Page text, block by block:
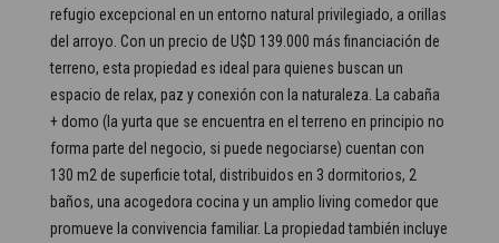
refugio excepcional en un entorno natural privilegiado, a orillas
del arroyo. Con un precio de U$D 139.000 más financiación de
terreno, esta propiedad es ideal para quienes buscan un
espacio de relax, paz y conexión con la naturaleza. La cabaña
+ domo (la yurta que se encuentra en el terreno en principio no
forma parte del negocio, si puede negociarse) cuentan con
130 m2 de superficie total, distribuidos en 3 dormitorios, 2
baños, una acogedora cocina y un amplio living comedor que
promueve la convivencia familiar. La propiedad también incluye